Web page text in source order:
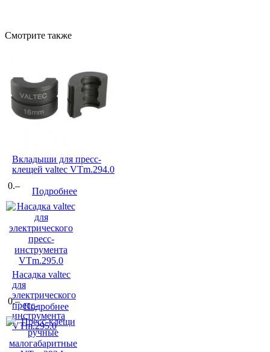
Смотрите также
Вкладыши для пресс-
клещей valtec VTm.294.0
0.–
Подробнее
Насадка valtec
для
электрического
пресс-
инструмента
VTm.295.0
0.–
Подробнее